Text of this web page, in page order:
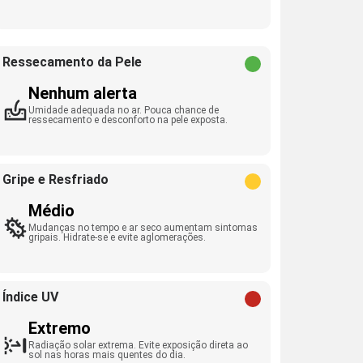
Ressecamento da Pele
Nenhum alerta
Umidade adequada no ar. Pouca chance de
ressecamento e desconforto na pele exposta.
Gripe e Resfriado
Médio
Mudanças no tempo e ar seco aumentam sintomas
gripais. Hidrate-se e evite aglomerações.
Índice UV
Extremo
Radiação solar extrema. Evite exposição direta ao
sol nas horas mais quentes do dia.